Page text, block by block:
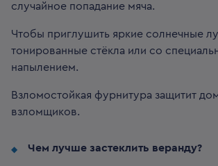
случайное попадание мяча.
Чтобы приглушить яркие солнечные
тонированные стёкла или со
напылением.
Взломостойкая фурнитура защитит
взломщиков.
Чем лучше застеклить веранду?